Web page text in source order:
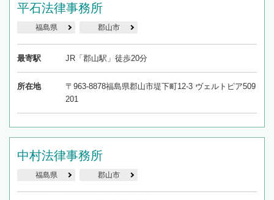
平石法律事務所
福島県 郡山市
最寄駅 JR「郡山駅」徒歩20分
所在地
〒963-8878福島県郡山市堤下町12-3 ヴェルトピア509
201
中村法律事務所
福島県 郡山市